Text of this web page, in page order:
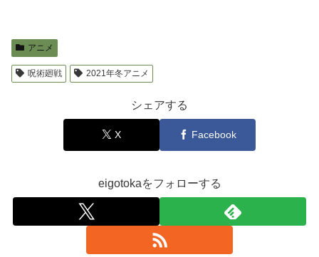
アニメ
呪術廻戦 2021年冬アニメ
シェアする
X Facebook
eigotokaをフォローする